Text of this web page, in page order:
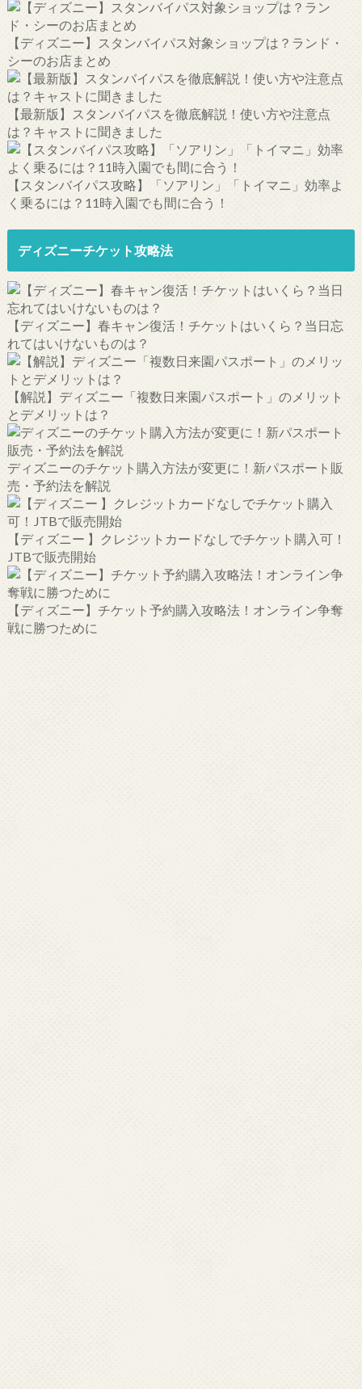
【ディズニー】スタンバイパス対象ショップは？ランド・
シーのお店まとめ
【最新版】スタンバイパスを徹底解説！使い方や注意点
は？キャストに聞きました
【スタンバイパス攻略】「ソアリン」「トイマニ」効率よ
く乗るには？11時入園でも間に合う！
ディズニーチケット攻略法
【ディズニー】春キャン復活！チケットはいくら？当日忘
れてはいけないものは？
【解説】ディズニー「複数日来園パスポート」のメリット
とデメリットは？
ディズニーのチケット購入方法が変更に！新パスポート販
売・予約法を解説
【ディズニー 】クレジットカードなしでチケット購入可！
JTBで販売開始
【ディズニー】チケット予約購入攻略法！オンライン争奪
戦に勝つために